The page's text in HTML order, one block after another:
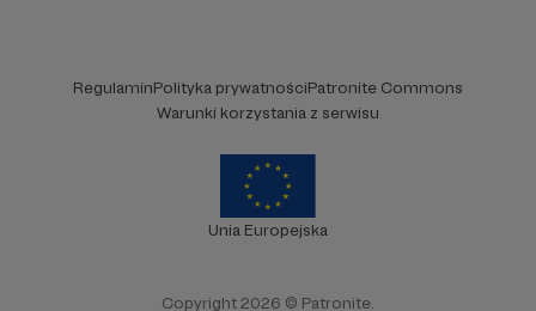
RegulaminPolityka prywatnościPatronite Commons
Warunki korzystania z serwisu
Unia Europejska
Copyright 2026 © Patronite.